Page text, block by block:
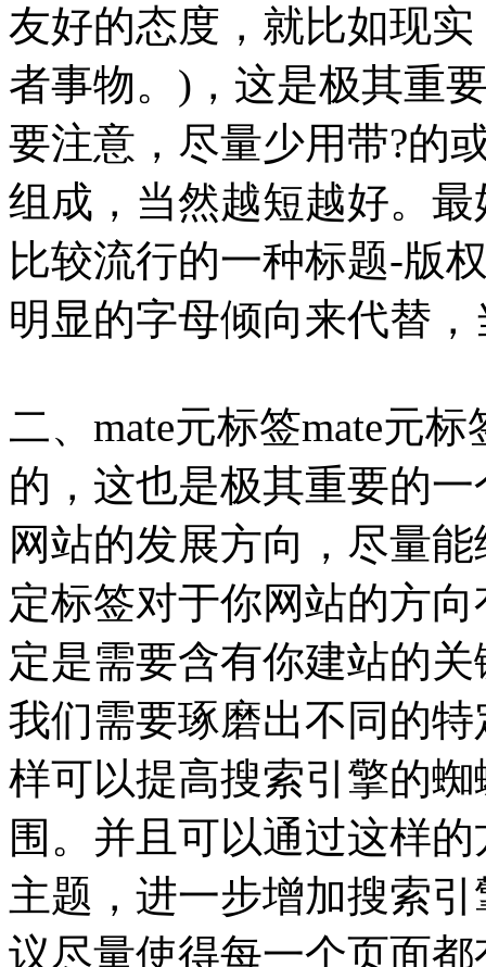
友好的态度，就比如现
者事物。)，这是极其重
要注意，尽量少用带?的
组成，当然越短越好。
比较流行的一种标题-版
明显的字母倾向来代替
二、mate元标签mate元
的，这也是极其重要的
网站的发展方向，尽量
定标签对于你网站的方
定是需要含有你建站的
我们需要琢磨出不同的
样可以提高搜索引擎的
围。并且可以通过这样
主题，进一步增加搜索
议尽量使得每一个页面